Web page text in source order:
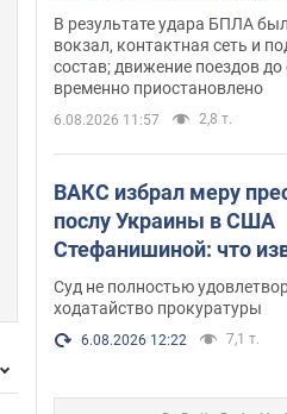
есть погибшие и
В результате удара БПЛА
вокзал, контактная сеть и
состав; движение поездов до
временно приостановлено
6.08.2026 11:57 2,8 т.
ВАКС избрал меру
послу Украины в США
Стефанишиной: что
деле
Суд не полностью
ходатайство прокуратуры
6.08.2026 12:22 7,1 т.